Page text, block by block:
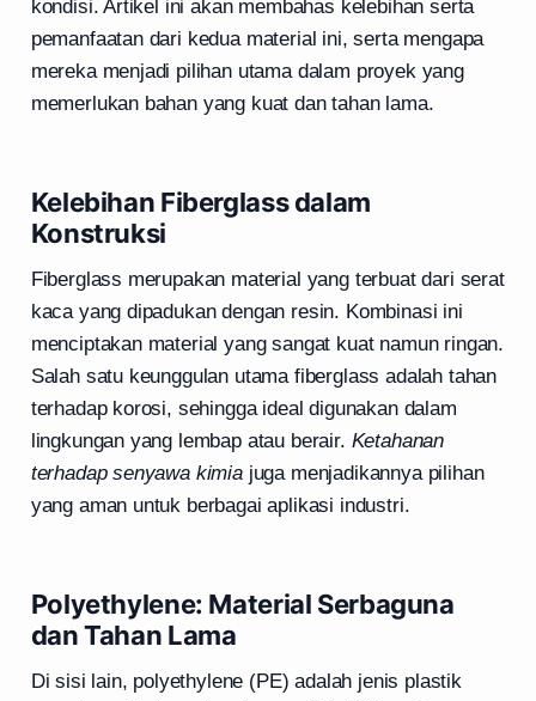
kondisi. Artikel ini akan membahas kelebihan serta
pemanfaatan dari kedua material ini, serta mengapa
mereka menjadi pilihan utama dalam proyek yang
memerlukan bahan yang kuat dan tahan lama.
Kelebihan Fiberglass dalam
Konstruksi
Fiberglass merupakan material yang terbuat dari serat
kaca yang dipadukan dengan resin. Kombinasi ini
menciptakan material yang sangat kuat namun ringan.
Salah satu keunggulan utama fiberglass adalah tahan
terhadap korosi, sehingga ideal digunakan dalam
lingkungan yang lembap atau berair. Ketahanan
terhadap senyawa kimiajuga menjadikannya pilihan
yang aman untuk berbagai aplikasi industri.
Polyethylene: Material Serbaguna
dan Tahan Lama
Di sisi lain, polyethylene (PE) adalah jenis plastik